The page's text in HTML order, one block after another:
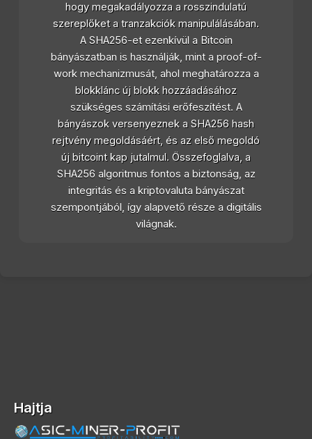
hogy megakadályozza a rosszindulatú
szereplőket a tranzakciók manipulálásában.
A SHA256-et ezenkívül a Bitcoin
bányászatban is használják, mint a proof-of-
work mechanizmusát, ahol meghatározza a
blokklánc új blokk hozzáadásához
szükséges számítási erőfeszítést. A
bányászok versenyeznek a SHA256 hash
rejtvény megoldásáért, és az első megoldó
új bitcoint kap jutalmul. Összefoglalva, a
SHA256 algoritmus fontos a biztonság, az
integritás és a kriptovaluta bányászat
szempontjából, így alapvető része a digitális
világnak.
Hajtja